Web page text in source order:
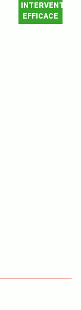
INTERVENTO
EFFICACE